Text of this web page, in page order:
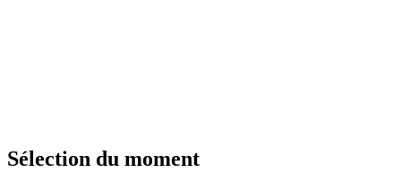
Sélection du moment